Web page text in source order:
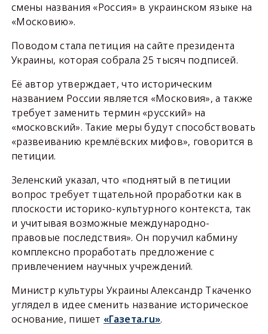
смены названия «Россия» в украинском языке на
«Московию».
Поводом стала петиция на сайте президента
Украины, которая собрала 25 тысяч подписей.
Её автор утверждает, что историческим
названием России является «Московия», а также
требует заменить термин «русский» на
«московский». Такие меры будут способствовать
«развеиванию кремлёвских мифов», говорится в
петиции.
Зеленский указал, что «поднятый в петиции
вопрос требует тщательной проработки как в
плоскости историко-культурного контекста, так
и учитывая возможные международно-
правовые последствия». Он поручил кабмину
комплексно проработать предложение с
привлечением научных учреждений.
Министр культуры Украины Александр Ткаченко
углядел в идее сменить название историческое
основание, пишет «Газета.ru».